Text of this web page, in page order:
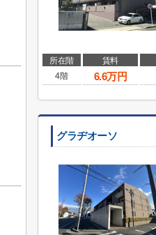
所在階 賃料
4階
6.6万円
グラヂオーソ